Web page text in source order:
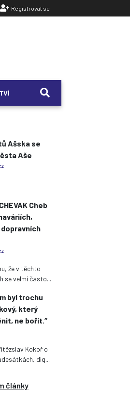
Registrovat se
Ašska se
Aše
Cheb
že v těchto
se velmi často...
byl trochu
který
ne bořit.“
Kokoř o
dig...
články